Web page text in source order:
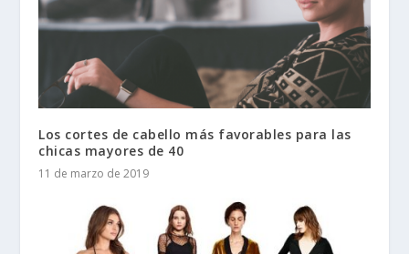
Los cortes de cabello más favorables para las
chicas mayores de 40
11 de marzo de 2019